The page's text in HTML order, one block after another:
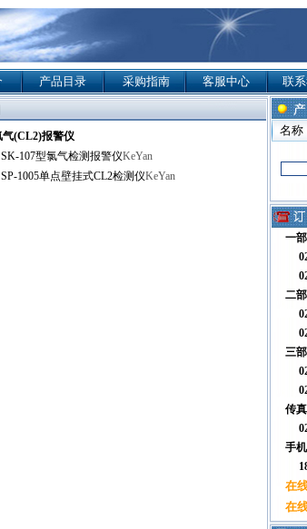
产品目录 采购指南 客服中心 联
气(CL2)报警仪
SK-107型氯气检测报警仪KeYan
SP-1005单点壁挂式CL2检测仪KeYan
名称
一
二
三
传
手
在
在